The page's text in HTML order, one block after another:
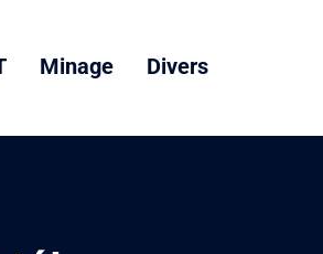
Minage Divers